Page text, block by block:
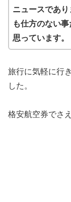
ニュースであ
も仕方のない事
思っています。
旅行に気軽に行
した。
格安航空券でさ